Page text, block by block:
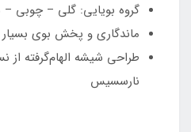
گروه بویایی: گلی – چوبی
ماندگاری و پخش بوی
طراحی شیشه الهام‌گرفته از
نارسسیس